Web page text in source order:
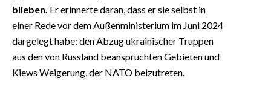
blieben. Er erinnerte daran, dass er sie selbst in
einer Rede vor dem Außenministerium im Juni 2024
dargelegt habe: den Abzug ukrainischer Truppen
aus den von Russland beanspruchten Gebieten und
Kiews Weigerung, der NATO beizutreten.